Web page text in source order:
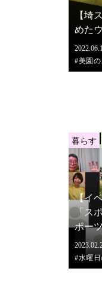
【埼
めた
美園
暮らす
【イ
「ス
ポー
水曜